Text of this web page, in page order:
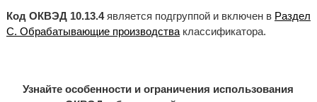
Код ОКВЭД 10.13.4является подгруппой и включен в Раздел
C. Обрабатывающие производстваклассификатора.
Узнайте особенности и ограничения использования